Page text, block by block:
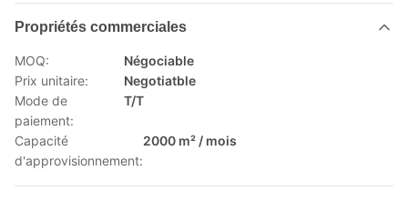
Propriétés commerciales
MOQ:
Négociable
Prix unitaire:
Negotiatble
Mode de
paiement:
T/T
Capacité
d'approvisionnement:
2000 m² / mois